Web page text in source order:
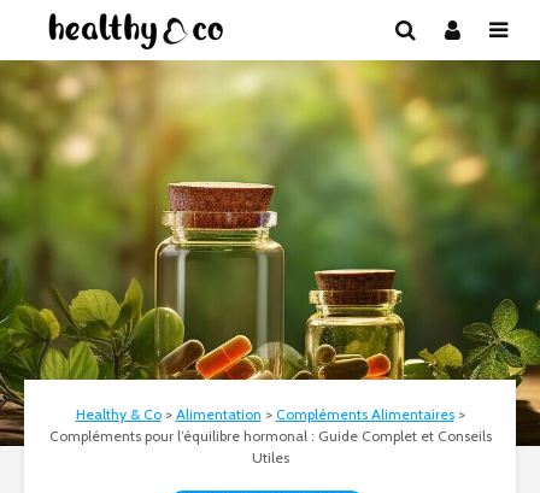
Healthy & Co> Alimentation > Compléments Alimentaires>
Compléments pour l’équilibre hormonal : Guide Complet et Conseils
Utiles